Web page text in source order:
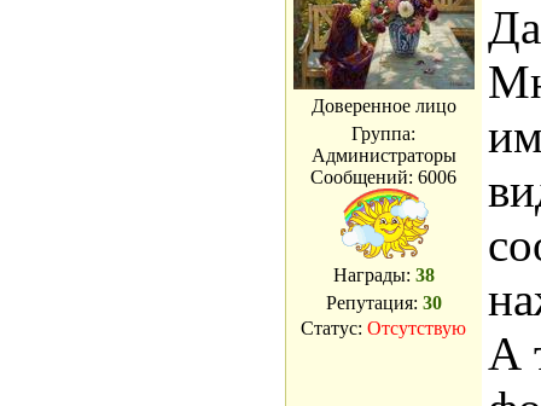
Доверенное лицо
Группа:
Администраторы
Сообщений:6006
Награды: 38
Репутация: 30
Статус:Отсутствую
А